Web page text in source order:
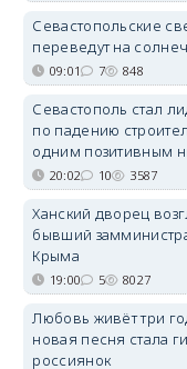
Севастопольские
переведут на
09:01 7 848
Севастополь стал
по падению
одним позитивным
20:02 10 3587
Ханский дворец
бывший
Крыма
19:00 5 8027
Любовь живёт три
новая песня стала
россиянок